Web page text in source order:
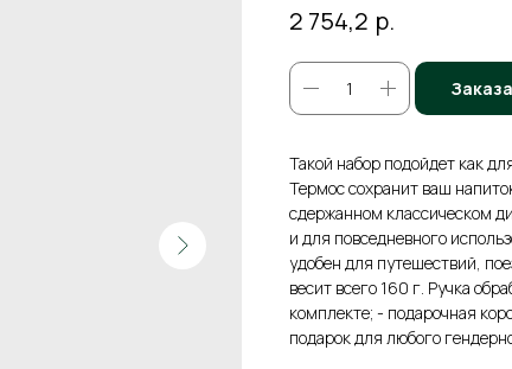
2 754,2 р.
Такой набор подойдет как
Термос сохранит ваш
сдержанном классическом
и для повседневного
удобен для путешествий,
весит всего 160 г. Ручка
комплекте; - подарочная
подарок для любого